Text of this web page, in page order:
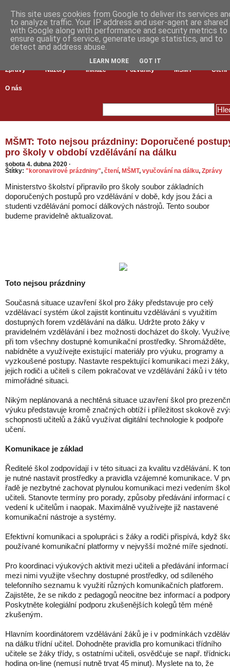
Zprávy Názory Inkluze Pozvánky MŠMT Čtení
O nás
MŠMT: Toto nejsou prázdniny: Doporučené
pro školy v období vzdělávání na dálku
sobota 4. dubna 2020 ·
Štítky: "koronavirové prázdniny", čtení, MŠMT, vyučování na dálku, Zprávy
Ministerstvo školství připravilo pro školy soubor základních
doporučených postupů pro vzdělávání v době, kdy jsou žáci a
studenti vzdělávání pomocí dálkových nástrojů. Tento soubor
budeme pravidelně aktualizovat.
Toto nejsou prázdniny
Současná situace uzavření škol pro žáky představuje pro celý
vzdělávací systém úkol zajistit kontinuitu vzdělávání s využitím
dostupných forem vzdělávání na dálku. Udržte proto žáky v
pravidelném vzdělávání i bez možnosti docházet do školy.
při tom všechny dostupné komunikační prostředky. Shromážděte,
nabídněte a využívejte existující materiály pro výuku, programy a
vyzkoušené postupy. Nastavte respektující komunikaci mezi žáky,
jejich rodiči a učiteli s cílem pokračovat ve vzdělávání žáků i v této
mimořádné situaci.
Nikým neplánovaná a nechtěná situace uzavření škol pro
výuku představuje kromě značných obtíží i příležitost skokově
schopnosti učitelů a žáků využívat digitální technologie k podpoře
učení.
Komunikace je základ
Ředitelé škol zodpovídají i v této situaci za kvalitu vzdělávání. K
je nutné nastavit prostředky a pravidla vzájemné komunikace. V
řadě je nezbytné zachovat plynulou komunikaci mezi vedením
učiteli. Stanovte termíny pro porady, způsoby předávání informací
vedení k učitelům i naopak. Maximálně využívejte již nastavené
komunikační nástroje a systémy.
Efektivní komunikaci a spolupráci s žáky a rodiči přispívá, když
používané komunikační platformy v nejvyšší možné míře sjednotí.
Pro koordinaci výukových aktivit mezi učiteli a předávání informací
mezi nimi využijte všechny dostupné prostředky, od sdíleného
telefonního seznamu k využití různých komunikačních platforem.
Zajistěte, že se nikdo z pedagogů neocitne bez informací a
Poskytněte kolegiální podporu zkušenějších kolegů těm méně
zkušeným.
Hlavním koordinátorem vzdělávání žáků je i v podmínkách
na dálku třídní učitel. Dohodněte pravidla pro komunikaci třídního
učitele se žáky třídy, s ostatními učiteli, osvědčuje se např.
hodina on-line (nemusí nutně trvat 45 minut). Myslete na to, že
This site uses cookies from Google to deliver its services
to analyze traffic. Your IP address and user-agent are shared
with Google along with performance and security metrics to
ensure quality of service, generate usage statistics, and to
detect and address abuse.
LEARN MORE GOT IT